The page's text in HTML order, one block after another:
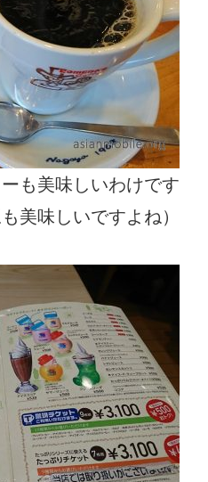
も美味しいわけです
美味しいですよね）